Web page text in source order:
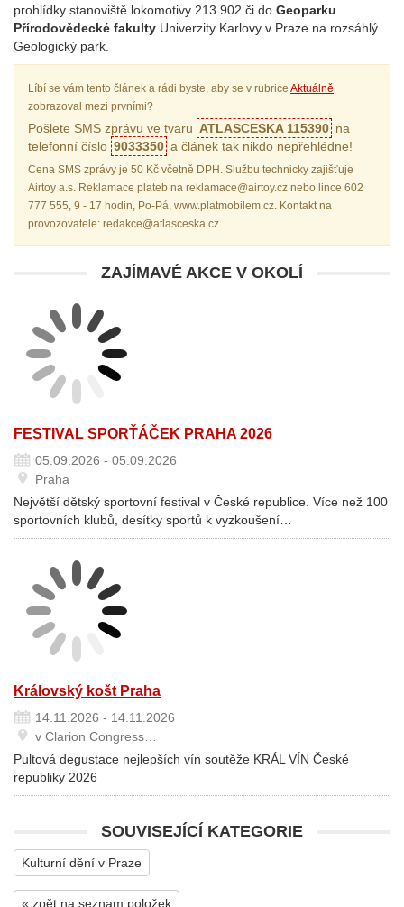
prohlídky stanoviště lokomotivy 213.902 či do Geoparku
Přírodovědecké fakulty Univerzity Karlovy v Praze na rozsáhlý
Geologický park.
Líbí se vám tento článek a rádi byste, aby se v rubrice Aktuálně
zobrazoval mezi prvními?
Pošlete SMS zprávu ve tvaru ATLASCESKA 115390 na
telefonní číslo 9033350 a článek tak nikdo nepřehlédne!
Cena SMS zprávy je 50 Kč včetně DPH. Službu technicky zajišťuje
Airtoy a.s. Reklamace plateb na reklamace@airtoy.cz nebo lince 602
777 555, 9 - 17 hodin, Po-Pá, www.platmobilem.cz. Kontakt na
provozovatele: redakce@atlasceska.cz
ZAJÍMAVÉ AKCE V OKOLÍ
FESTIVAL SPORŤÁČEK PRAHA 2026
05.09.2026 - 05.09.2026
Praha
Největší dětský sportovní festival v České republice. Více než 100
sportovních klubů, desítky sportů k vyzkoušení…
Královský košt Praha
14.11.2026 - 14.11.2026
v Clarion Congress…
Pultová degustace nejlepších vín soutěže KRÁL VÍN České
republiky 2026
SOUVISEJÍCÍ KATEGORIE
Kulturní dění v Praze
« zpět na seznam položek